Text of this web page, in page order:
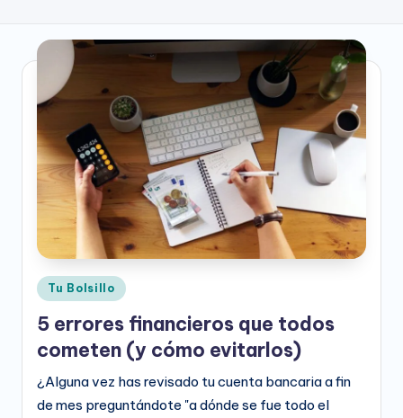
c
h
e
o
D
it
a
Publicado
en
Tu Bolsillo
5 errores financieros que todos
cometen (y cómo evitarlos)
¿Alguna vez has revisado tu cuenta bancaria a fin
de mes preguntándote "a dónde se fue todo el